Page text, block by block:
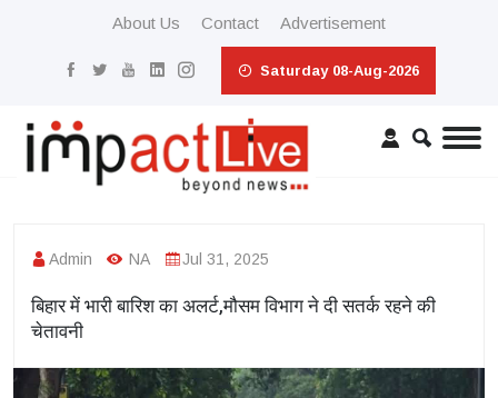
About Us Contact Advertisement
Saturday 08-Aug-2026
Admin NA Jul 31, 2025
बिहार में भारी बारिश का अलर्ट,मौसम विभाग ने दी सतर्क रहने की
चेतावनी